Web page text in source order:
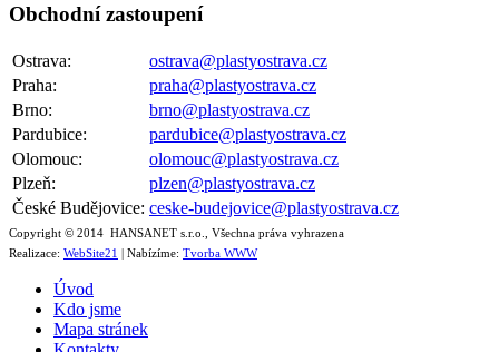
Obchodní zastoupení
Ostrava:
ostrava@plastyostrava.cz
Praha:
praha@plastyostrava.cz
Brno:
brno@plastyostrava.cz
Pardubice:
pardubice@plastyostrava.cz
Olomouc:
olomouc@plastyostrava.cz
Plzeň:
plzen@plastyostrava.cz
České Budějovice: ceske-budejovice@plastyostrava.cz
Copyright © 2014 HANSANET s.r.o., Všechna práva vyhrazena
Realizace: WebSite21 | Nabízíme: Tvorba WWW
Úvod
Kdo jsme
Mapa stránek